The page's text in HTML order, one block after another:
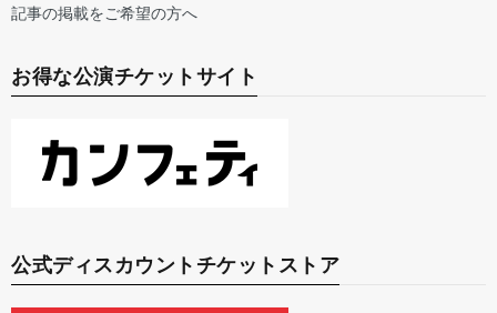
記事の掲載をご希望の方へ
お得な公演チケットサイト
公式ディスカウントチケットストア